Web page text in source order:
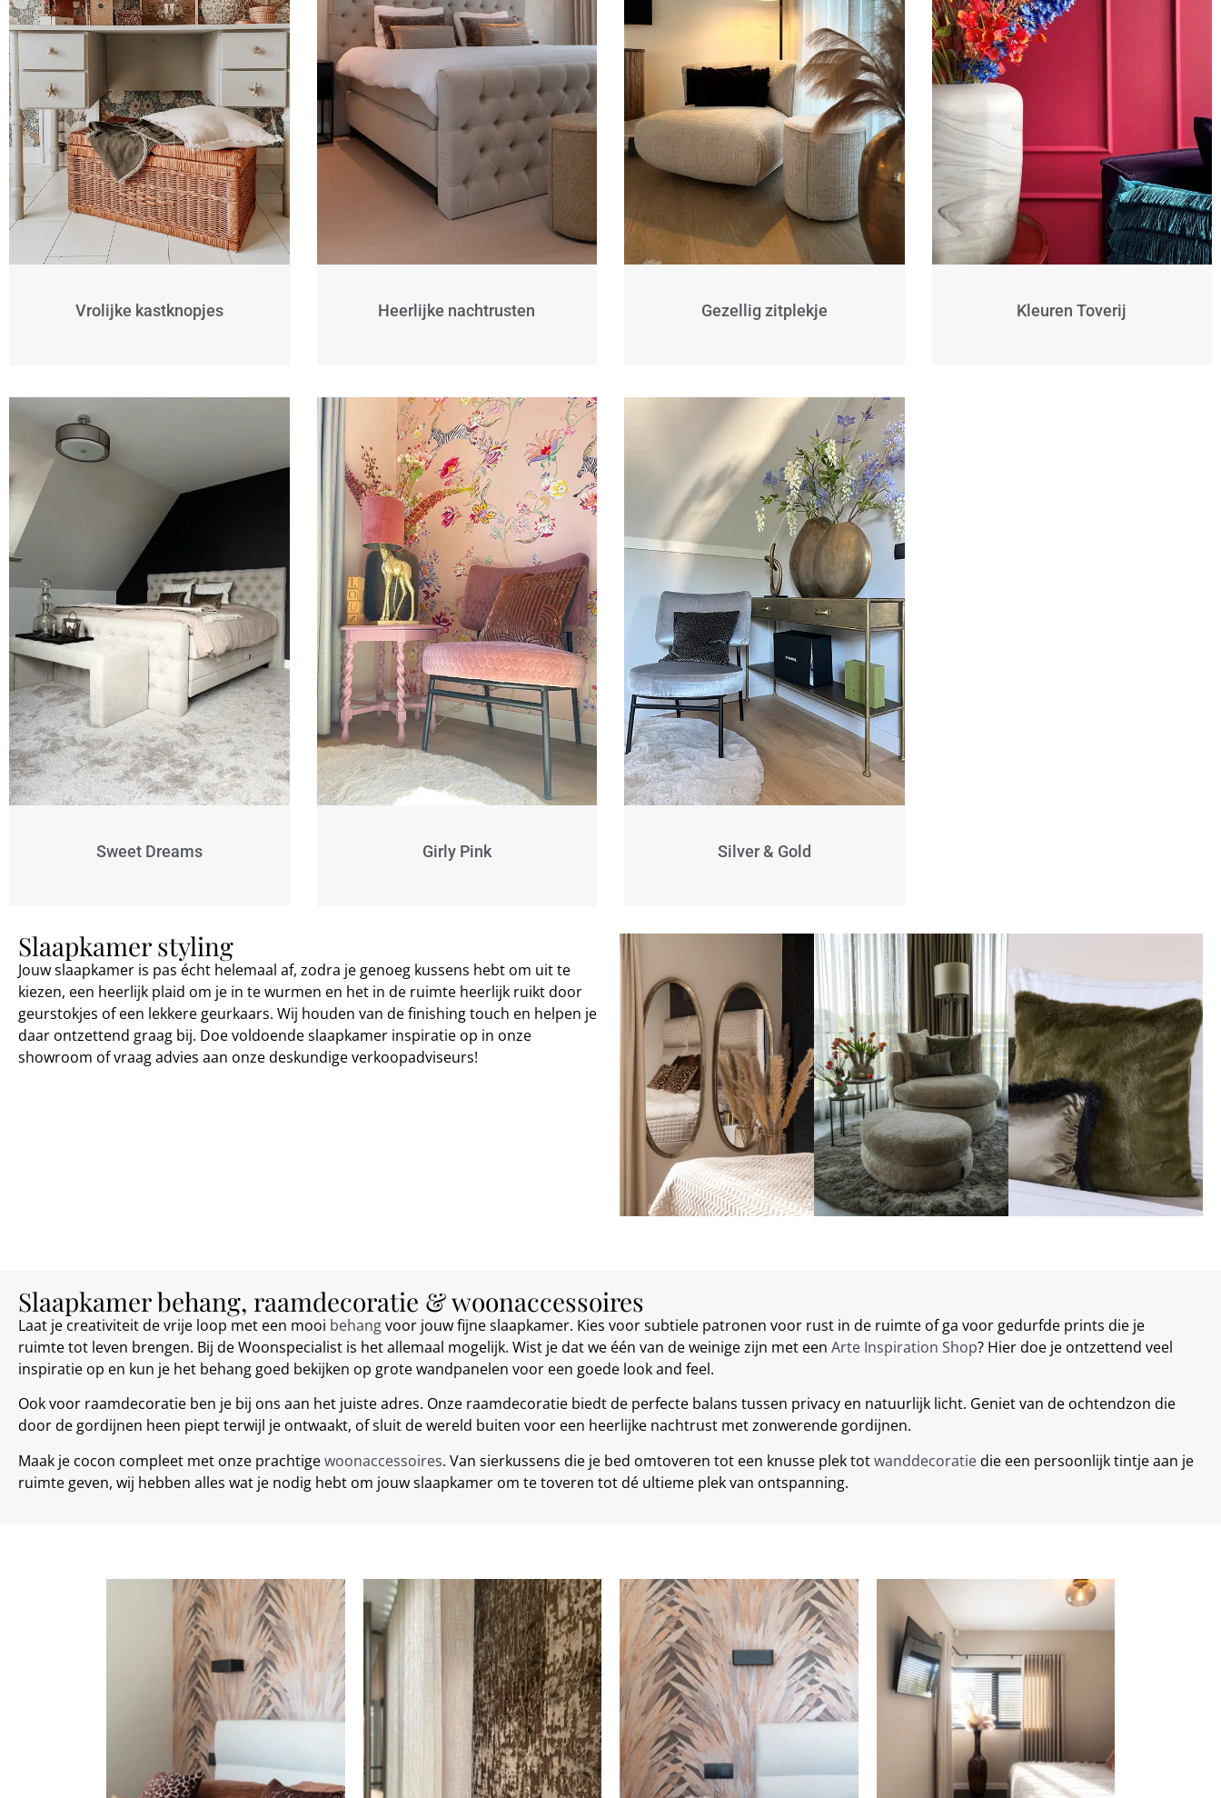
Vrolijke kastknopjes Heerlijke nachtrusten Gezellig zitplekje Kleuren Toverij
Sweet Dreams Girly Pink Silver & Gold
Slaapkamer styling
Jouw slaapkamer is pas écht helemaal af, zodra je genoeg kussens hebt om uit te
kiezen, een heerlijk plaid om je in te wurmen en het in de ruimte heerlijk ruikt door
geurstokjes of een lekkere geurkaars. Wij houden van de finishing touch en helpen je
daar ontzettend graag bij. Doe voldoende slaapkamer inspiratie op in onze
showroom of vraag advies aan onze deskundige verkoopadviseurs!
Slaapkamer behang, raamdecoratie & woonaccessoires
Laat je creativiteit de vrije loop met een mooi behangvoor jouw fijne slaapkamer. Kies voor subtiele patronen voor rust in de ruimte of ga voor gedurfde prints die je
ruimte tot leven brengen. Bij de Woonspecialist is het allemaal mogelijk. Wist je dat we één van de weinige zijn met een Arte Inspiration Shop? Hier doe je ontzettend veel
inspiratie op en kun je het behang goed bekijken op grote wandpanelen voor een goede look and feel.
Ook voor raamdecoratie ben je bij ons aan het juiste adres. Onze raamdecoratie biedt de perfecte balans tussen privacy en natuurlijk licht. Geniet van de ochtendzon die
door de gordijnen heen piept terwijl je ontwaakt, of sluit de wereld buiten voor een heerlijke nachtrust met zonwerende gordijnen.
Maak je cocon compleet met onze prachtigewoonaccessoires. Van sierkussens die je bed omtoveren tot een knusse plek totwanddecoratiedie een persoonlijk tintje aan je
ruimte geven, wij hebben alles wat je nodig hebt om jouw slaapkamer om te toveren tot dé ultieme plek van ontspanning.